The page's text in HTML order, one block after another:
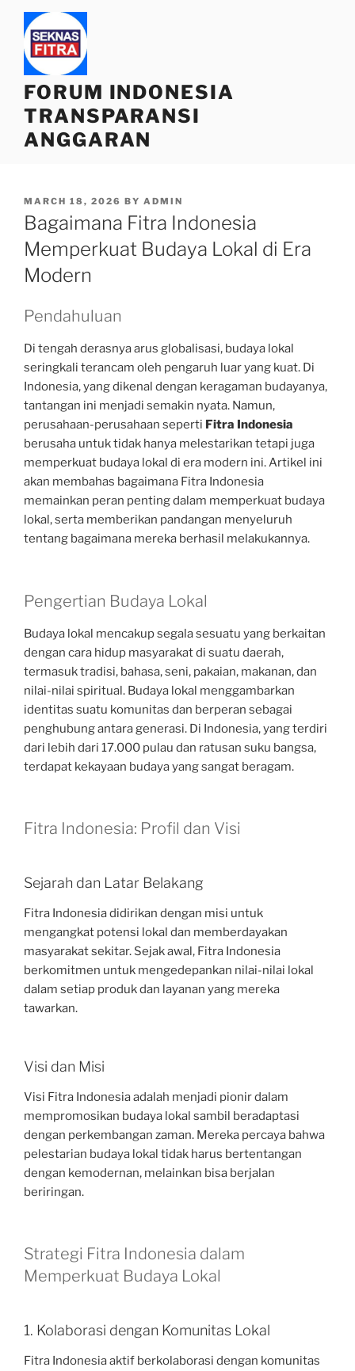
content
FORUM INDONESIA
TRANSPARANSI
ANGGARAN
POSTED
ON
MARCH 18, 2026 BY ADMIN
Bagaimana Fitra Indonesia
Memperkuat Budaya Lokal di Era
Modern
Pendahuluan
Di tengah derasnya arus globalisasi, budaya lokal
seringkali terancam oleh pengaruh luar yang kuat. Di
Indonesia, yang dikenal dengan keragaman budayanya,
tantangan ini menjadi semakin nyata. Namun,
perusahaan-perusahaan seperti Fitra Indonesia
berusaha untuk tidak hanya melestarikan tetapi juga
memperkuat budaya lokal di era modern ini. Artikel ini
akan membahas bagaimana Fitra Indonesia
memainkan peran penting dalam memperkuat budaya
lokal, serta memberikan pandangan menyeluruh
tentang bagaimana mereka berhasil melakukannya.
Pengertian Budaya Lokal
Budaya lokal mencakup segala sesuatu yang berkaitan
dengan cara hidup masyarakat di suatu daerah,
termasuk tradisi, bahasa, seni, pakaian, makanan, dan
nilai-nilai spiritual. Budaya lokal menggambarkan
identitas suatu komunitas dan berperan sebagai
penghubung antara generasi. Di Indonesia, yang terdiri
dari lebih dari 17.000 pulau dan ratusan suku bangsa,
terdapat kekayaan budaya yang sangat beragam.
Fitra Indonesia: Profil dan Visi
Sejarah dan Latar Belakang
Fitra Indonesia didirikan dengan misi untuk
mengangkat potensi lokal dan memberdayakan
masyarakat sekitar. Sejak awal, Fitra Indonesia
berkomitmen untuk mengedepankan nilai-nilai lokal
dalam setiap produk dan layanan yang mereka
tawarkan.
Visi dan Misi
Visi Fitra Indonesia adalah menjadi pionir dalam
mempromosikan budaya lokal sambil beradaptasi
dengan perkembangan zaman. Mereka percaya bahwa
pelestarian budaya lokal tidak harus bertentangan
dengan kemodernan, melainkan bisa berjalan
beriringan.
Strategi Fitra Indonesia dalam
Memperkuat Budaya Lokal
1. Kolaborasi dengan Komunitas Lokal
Fitra Indonesia aktif berkolaborasi dengan komunitas